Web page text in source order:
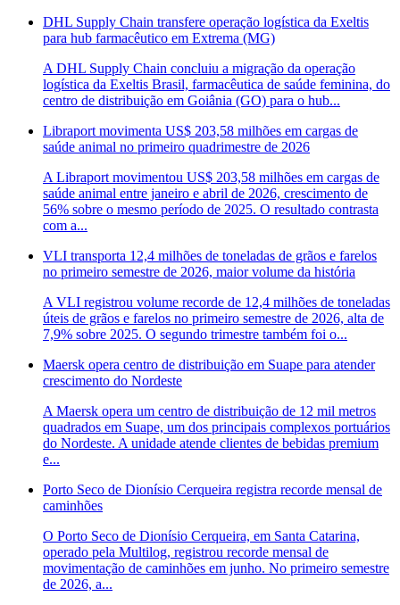
DHL Supply Chain transfere operação logística da Exeltis
para hub farmacêutico em Extrema (MG)
A DHL Supply Chain concluiu a migração da operação
logística da Exeltis Brasil, farmacêutica de saúde feminina, do
centro de distribuição em Goiânia (GO) para o hub...
Libraport movimenta US$ 203,58 milhões em cargas de
saúde animal no primeiro quadrimestre de 2026
A Libraport movimentou US$ 203,58 milhões em cargas de
saúde animal entre janeiro e abril de 2026, crescimento de
56% sobre o mesmo período de 2025. O resultado contrasta
com a...
VLI transporta 12,4 milhões de toneladas de grãos e farelos
no primeiro semestre de 2026, maior volume da história
A VLI registrou volume recorde de 12,4 milhões de toneladas
úteis de grãos e farelos no primeiro semestre de 2026, alta de
7,9% sobre 2025. O segundo trimestre também foi o...
Maersk opera centro de distribuição em Suape para atender
crescimento do Nordeste
A Maersk opera um centro de distribuição de 12 mil metros
quadrados em Suape, um dos principais complexos portuários
do Nordeste. A unidade atende clientes de bebidas premium
e...
Porto Seco de Dionísio Cerqueira registra recorde mensal de
caminhões
O Porto Seco de Dionísio Cerqueira, em Santa Catarina,
operado pela Multilog, registrou recorde mensal de
movimentação de caminhões em junho. No primeiro semestre
de 2026, a...